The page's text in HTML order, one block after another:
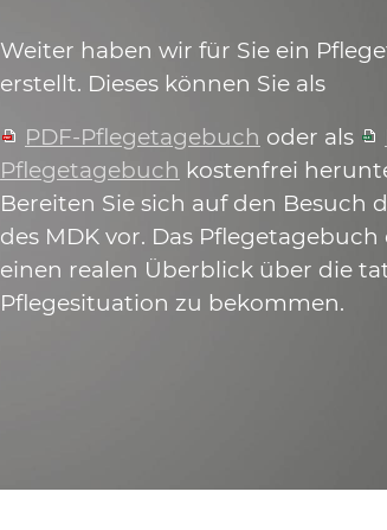
Weiter haben wir für Sie ein
erstellt. Dieses können Sie als
PDF-Pflegetagebuch oder als
Pflegetagebuch kostenfrei
Bereiten Sie sich auf den Besuch
des MDK vor. Das
einen realen Überblick über die
Pflegesituation zu bekommen.